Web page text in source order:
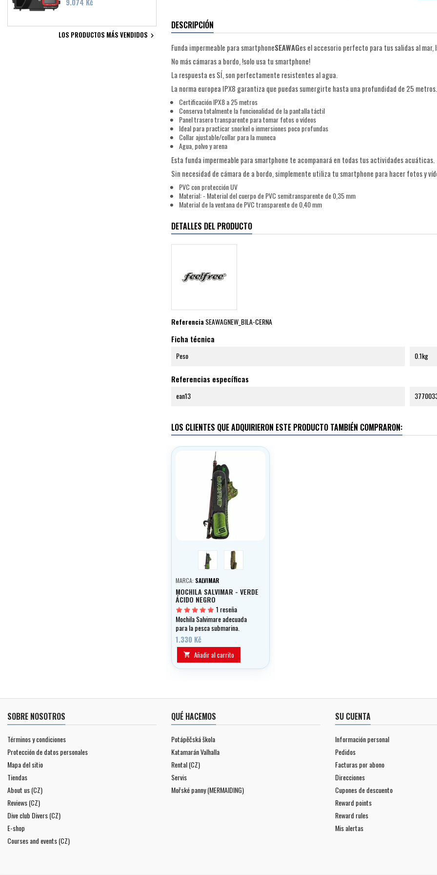
LOS PRODUCTOS MÁS VENDIDOS 
DESCRIPCIÓN
Funda impermeable para smartphoneSEAWAGes el accesorio perfecto para tus salidas al
No más cámaras a bordo, !solo usa tu smartphone!
La respuesta es SÍ, son perfectamente resistentes al agua.
La norma europea IPX8 garantiza que puedas sumergirte hasta una profundidad de 25 metros.
Certificación IPX8 a 25 metros
Conserva totalmente la funcionalidad de la pantalla táctil
Panel trasero transparente para tomar fotos o vídeos
Ideal para practicar snorkel o inmersiones poco profundas
Collar ajustable/collar para la muneca
Agua, polvo y arena
Esta funda impermeable para smartphone te acompanará en todas tus actividades acuáticas.
Sin necesidad de cámara de a bordo, simplemente utiliza tu smartphone para hacer fotos y
PVC con protección UV
Material: - Material del cuerpo de PVC semitransparente de 0,35 mm
Material de la ventana de PVC transparente de 0,40 mm
DETALLES DEL PRODUCTO
ReferenciaSEAWAGNEW_BILA-CERNA
Ficha técnica
Peso 0.1kg
Referencias específicas
ean13
LOS CLIENTES QUE ADQUIRIERON ESTE PRODUCTO TAMBIÉN COMPRARON:
black acid greenkrypsis camu
MARCA: SALVIMAR
MOCHILA SALVIMAR - VERDE
ÁCIDO NEGRO
1 reseña
Mochila Salvimare adecuada
para la pesca submarina.
1.330 Kč
 Añadir al carrito
SOBRE NOSOTROS
Términos y condiciones
Protección de datos personales
Mapa del sitio
Tiendas
About us (CZ)
Reviews (CZ)
Dive club Divers (CZ)
E-shop
Courses and events (CZ)
QUÉ HACEMOS
Potápěčská škola
Katamarán Valhalla
Rental (CZ)
Servis
Mořské panny (MERMAIDING)
SU CUENTA
Información personal
Pedidos
Facturas por abono
Direcciones
Cupones de descuento
Reward points
Reward rules
Mis alertas